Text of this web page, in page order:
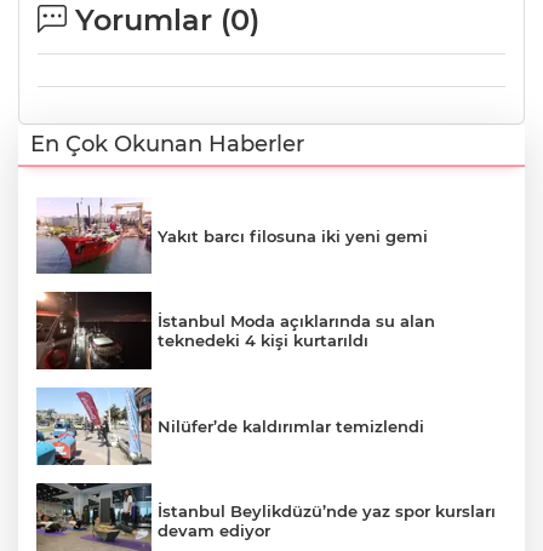
Yorumlar (0)
En Çok Okunan Haberler
Yakıt barcı filosuna iki yeni gemi
İstanbul Moda açıklarında su alan
teknedeki 4 kişi kurtarıldı
Nilüfer’de kaldırımlar temizlendi
İstanbul Beylikdüzü’nde yaz spor kursları
devam ediyor